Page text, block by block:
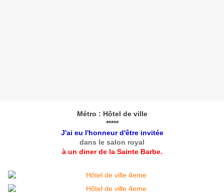
Métro : Hôtel de ville
*****
J'ai eu l'honneur d'être invitée
dans le salon royal
à un diner de la Sainte Barbe.